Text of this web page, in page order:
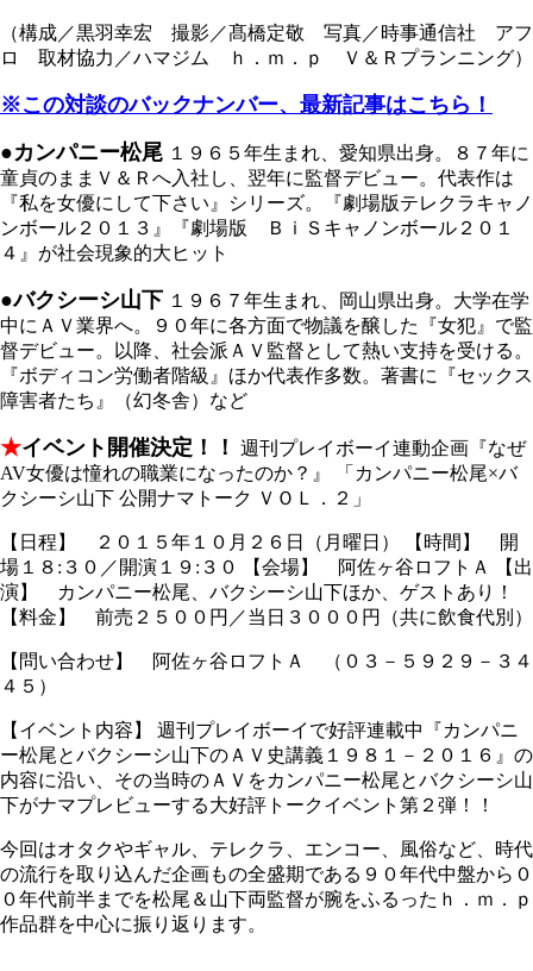
（構成／黒羽幸宏 撮影／髙橋定敬 写真／時事通信社 アフ
ロ 取材協力／ハマジム ｈ．ｍ．ｐ Ｖ＆Ｒプランニング）
※この対談のバックナンバー、最新記事はこちら！
●カンパニー松尾 １９６５年生まれ、愛知県出身。８７年に
童貞のままＶ＆Ｒへ入社し、翌年に監督デビュー。代表作は
『私を女優にして下さい』シリーズ。『劇場版テレクラキャノ
ンボール２０１３』『劇場版 ＢｉＳキャノンボール２０１
４』が社会現象的大ヒット
●バクシーシ山下 １９６７年生まれ、岡山県出身。大学在学
中にＡＶ業界へ。９０年に各方面で物議を醸した『女犯』で監
督デビュー。以降、社会派ＡＶ監督として熱い支持を受ける。
『ボディコン労働者階級』ほか代表作多数。著書に『セックス
障害者たち』（幻冬舎）など
★イベント開催決定！！
週刊プレイボーイ連動企画『なぜ
AV女優は憧れの職業になったのか？』 「カンパニー松尾×バ
クシーシ山下 公開ナマトーク ＶＯＬ．２」
【日程】 ２０１５年１０月２６日（月曜日） 【時間】 開
場１８:３０／開演１９:３０ 【会場】 阿佐ヶ谷ロフトＡ 【出
演】 カンパニー松尾、バクシーシ山下ほか、ゲストあり！
【料金】 前売２５００円／当日３０００円（共に飲食代別）
【問い合わせ】 阿佐ヶ谷ロフトＡ （０３－５９２９－３４
４５）
【イベント内容】 週刊プレイボーイで好評連載中『カンパニ
ー松尾とバクシーシ山下のＡＶ史講義１９８１－２０１６』の
内容に沿い、その当時のＡＶをカンパニー松尾とバクシーシ山
下がナマプレビューする大好評トークイベント第２弾！！
今回はオタクやギャル、テレクラ、エンコー、風俗など、時代
の流行を取り込んだ企画もの全盛期である９０年代中盤から０
０年代前半までを松尾＆山下両監督が腕をふるったｈ．ｍ．ｐ
作品群を中心に振り返ります。